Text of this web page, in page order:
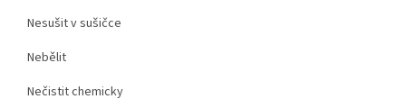
Nesušit v sušičce
Nebělit
Nečistit chemicky